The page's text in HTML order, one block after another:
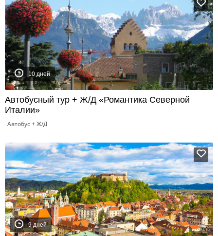
10 дней
Автобусный тур + Ж/Д «Романтика Северной
Италии»
Автобус + Ж/Д
9 дней